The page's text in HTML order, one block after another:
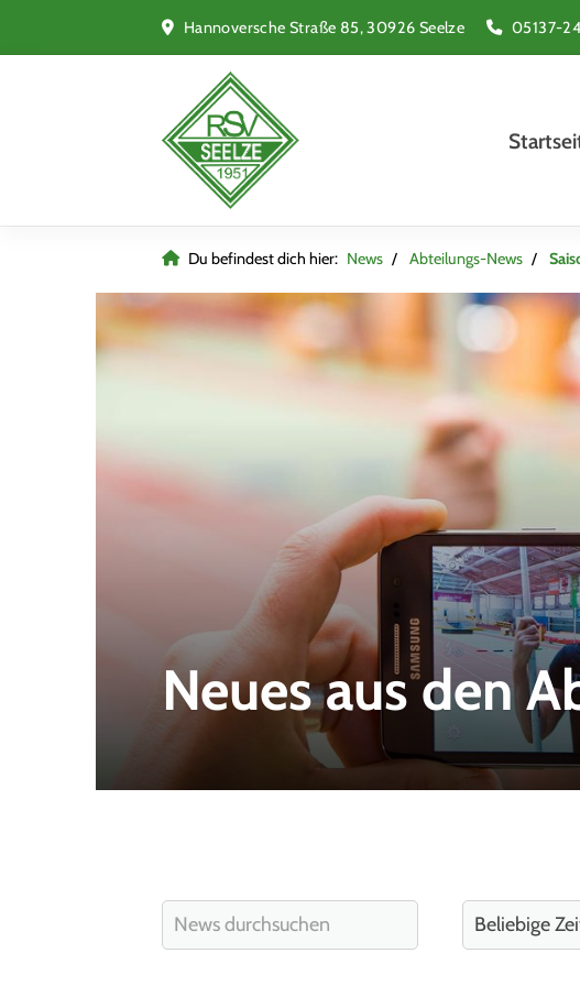
Hannoversche Straße 85, 30926 Seelze 05137-
Du befindest dich hier: News Abteilungs-News
Neues aus den